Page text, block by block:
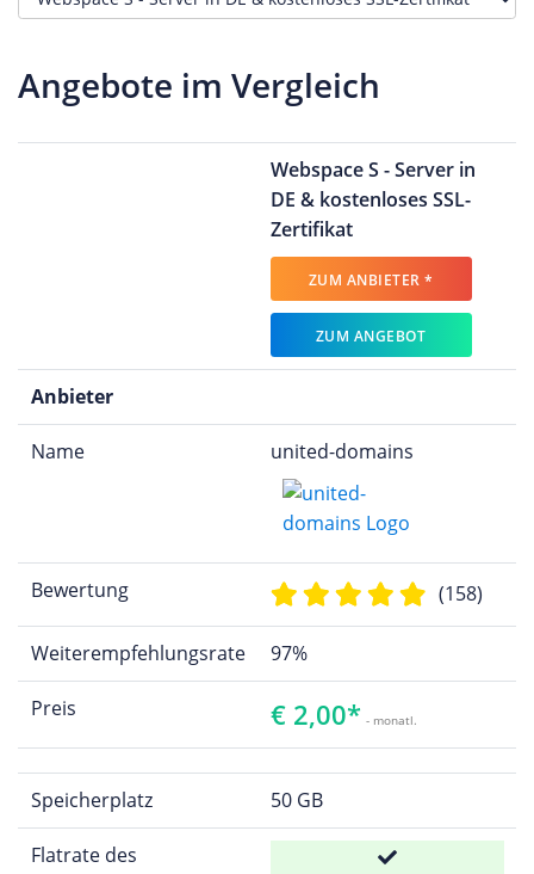
Angebote im Vergleich
Webspace S - Server in
DE & kostenloses SSL-
Zertifikat
ZUM ANBIETER *
ZUM ANGEBOT
Anbieter
Name united-domains
Bewertung (158)
Weiterempfehlungsrate 97%
Preis € 2,00* - monatl.
Speicherplatz 50 GB
Flatrate des